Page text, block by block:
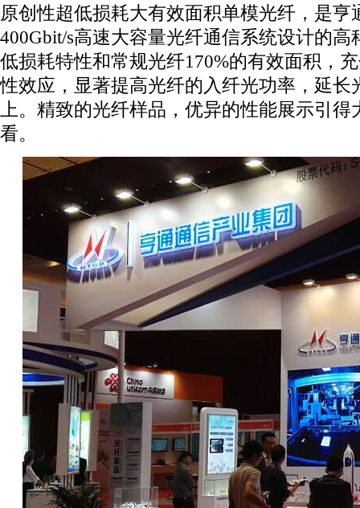
原创性超低损耗大有效面积单模光纤，是亨
400Gbit/s高速大容量光纤通信系统设计的
低损耗特性和常规光纤170%的有效面积，
性效应，显著提高光纤的入纤光功率，延长
上。精致的光纤样品，优异的性能展示引
看。